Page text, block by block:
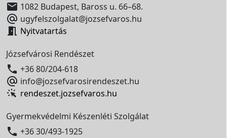
 1082 Budapest, Baross u. 66–68.
 ugyfelszolgalat@jozsefvaros.hu
 Nyitvatartás
Józsefvárosi Rendészet
 +36 80/204-618
 info@jozsefvarosirendeszet.hu
rendeszet.jozsefvaros.hu
Gyermekvédelmi Készenléti Szolgálat
 +36 30/493-1925